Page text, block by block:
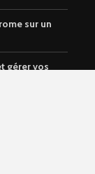
sur un
gérer vos